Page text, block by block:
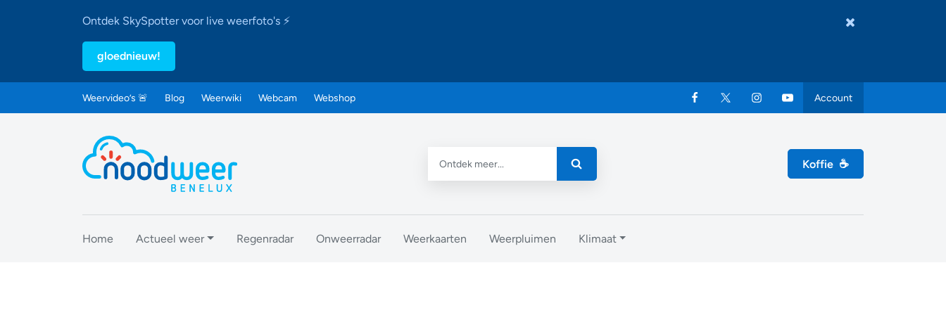
Ontdek SkySpotter voor live weerfoto's ⚡
gloednieuw!
Weervideo’s 🚨 Blog Weerwiki Webcam Webshop Account
Koffie ☕
Home Actueel weer Regenradar Onweerradar Weerkaarten Weerpluimen Klimaat